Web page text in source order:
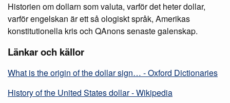
Historien om dollarn som valuta, varför det heter dollar,
varför engelskan är ett så ologiskt språk, Amerikas
konstitutionella kris och QAnons senaste galenskap.
Länkar och källor
What is the origin of the dollar sign… - Oxford Dictionaries
History of the United States dollar - Wikipedia